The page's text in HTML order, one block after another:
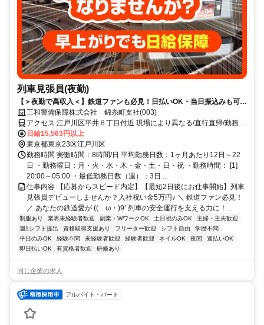
列車見張員(夜勤)
【＞夜勤で高収入＜】鉄道ファンも必見！日払いOK・当日振込みも可能
♪
三和警備保障株式会社 錦糸町支社(003)
アクセス 江戸川区平井６丁目付近 現場により異なる/直行直帰/勤務地
相談可 ■電話面接■来社不要■即日勤務
日給15,563円以上
東京都東京23区江戸川区
勤務時間 実働時間：8時間/日 平均勤務日数：1ヶ月あたり12日～22
日 ・勤務曜日：月・火・水・木・金・土・日・祝 ・勤務時間： [1]
20:00～05:00 ・最低勤務日数（週）：3日 ...
仕事内容 【応募からスピード内定】【最短2日後にお仕事開始】列車
見張員デビューしませんか？入社祝い金5万円♪ ＼ 鉄道ファン必見！
／ あなたの鉄道愛が ((ゝω・)9’ 列車の安全運行を支える力に！...
制服あり 業界未経験者歓迎 副業・WワークOK 土日祝のみOK
主婦・主夫歓迎
週1シフト提出
資格取得支援あり フリーター歓迎 シフト自由
学歴不問
平日のみOK
経験不問 未経験者歓迎 経験者歓迎 ネイルOK 夜間
週払いOK
即日払いOK
有資格者歓迎 研修あり
同じ企業の求人
アルバイト・パート